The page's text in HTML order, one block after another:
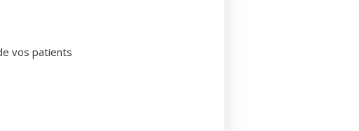
vos patients